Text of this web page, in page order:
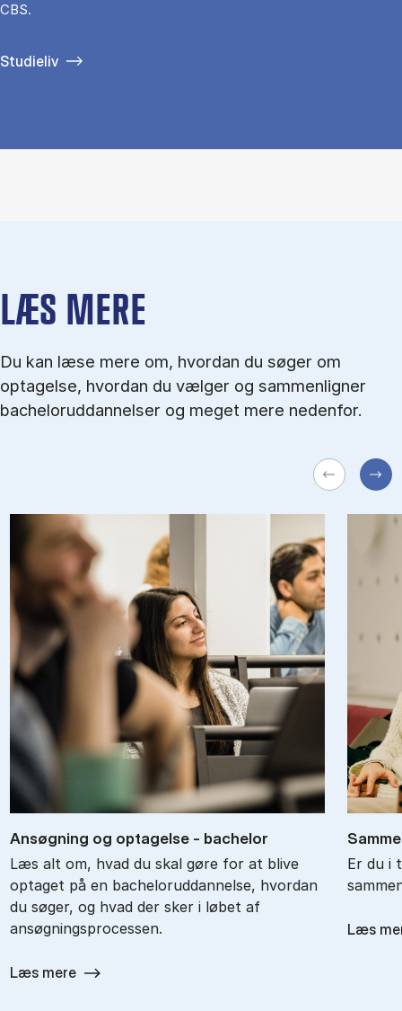
CBS.
Studieliv
LÆS MERE
Du kan læse mere om, hvordan du søger om
optagelse, hvordan du vælger og sammenligner
bacheloruddannelser og meget mere nedenfor.
An­søg­ning og op­ta­gel­se - ba­chel­or
Læs alt om, hvad du skal gøre for at blive
optaget på en bacheloruddannelse, hvordan
du søger, og hvad der sker i løbet af
ansøgningsprocessen.
Læs mere
Er du i
Læs